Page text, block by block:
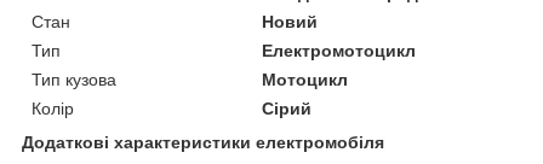
Стан
Новий
Тип
Електромотоцикл
Тип кузова
Мотоцикл
Колір
Сірий
Додаткові характеристики електромобіля